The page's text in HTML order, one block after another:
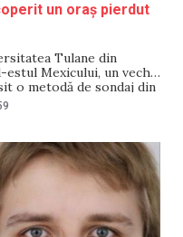
un oraș pierdut
Tulane din
Mexicului, un vechi
o metodă de sondaj din
Thomas a găsit
de pe Google. Tehnica